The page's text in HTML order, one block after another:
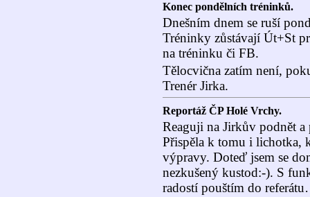
Konec pondělních tréninků.
Dnešním dnem se ruší
Tréninky zůstávají Út+St
na tréninku či FB.
Tělocvična zatím není,
Trenér Jirka.
Reportáž ČP Holé Vrchy.
Reaguji na Jirkův podnět
Přispěla k tomu i lichotka,
výpravy. Doteď jsem se
nezkušený kustod:-). S
radostí pouštím do